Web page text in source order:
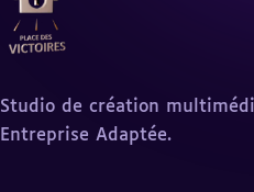
Studio de création
Entreprise Adaptée.